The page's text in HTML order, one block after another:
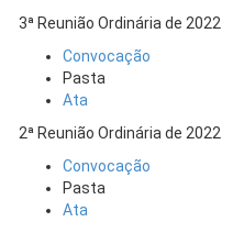
3ª Reunião Ordinária de 2022
Convocação
Pasta
Ata
2ª Reunião Ordinária de 2022
Convocação
Pasta
Ata